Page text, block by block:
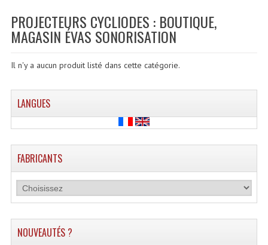
Plan Acces, Horaires.
Location De Matériel
Le Matériel D´occasion
Recherche Avancée
PROJECTEURS CYCLIODES : BOUTIQUE,
MAGASIN ÉVAS SONORISATION
Il n'y a aucun produit listé dans cette catégorie.
LANGUES
FABRICANTS
NOUVEAUTÉS ?